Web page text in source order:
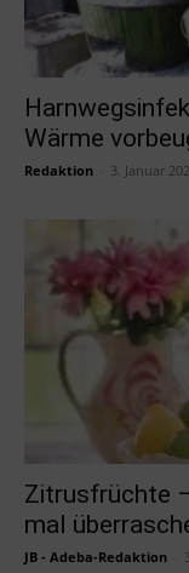
Wärme
Redaktion 3. Januar
Zitrusfrüchte
mal
JB - Adeba-Redaktion